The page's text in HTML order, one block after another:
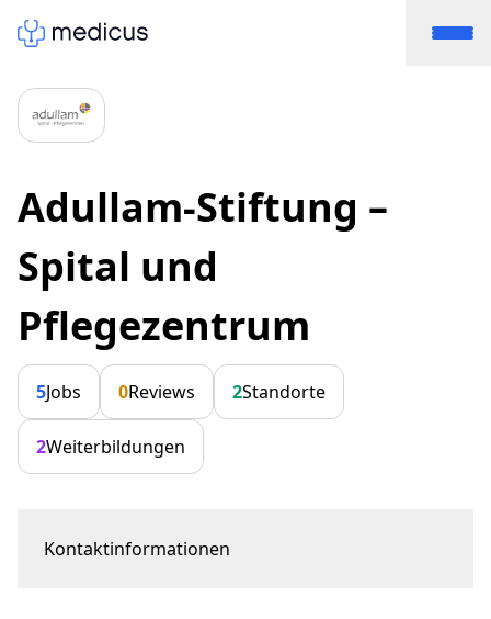
Adullam-Stiftung –
Spital und
Pflegezentrum
5Jobs 0Reviews 2Standorte
2Weiterbildungen
Kontaktinformationen